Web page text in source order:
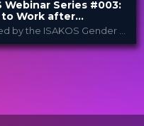
Webinar Series #003:
to Work after
Leave